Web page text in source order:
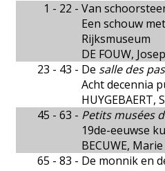
1 - 22 - Van
Een schouw
Rijksmuseum
DE FOUW,
23 - 43 - De salle des
Acht decennia
HUYGEBAERT,
45 - 63 - Petits musées
19de-eeuwse
BECUWE, Marie
65 - 83 - De monnik en